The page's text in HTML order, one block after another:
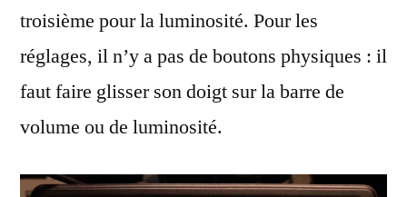
troisième pour la luminosité. Pour les
réglages, il n’y a pas de boutons physiques : il
faut faire glisser son doigt sur la barre de
volume ou de luminosité.